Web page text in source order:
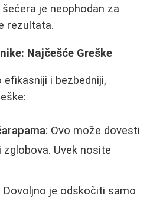
je neophodan za
rezultata.
Najčešće Greške
i bezbedniji,
Ovo može dovesti
Uvek nosite
Dovoljno je odskočiti samo